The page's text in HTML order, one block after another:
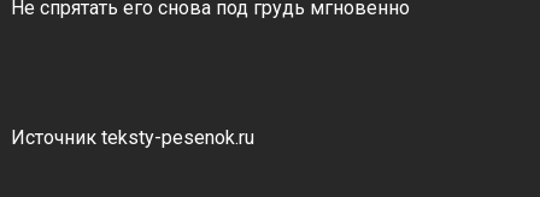
Не спрятать его снова под грудь мгновенно
Источник teksty-pesenok.ru